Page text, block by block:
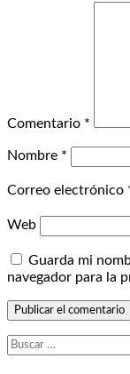
Comentario *
Nombre *
Correo electrónico
Web
Guarda mi
navegador para la
Buscar: